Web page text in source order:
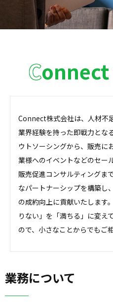
Connect株式会社は、人材不
業界経験を持った即戦力とな
ウトソーシングから、販売に
業様へのイベントなどのセー
販売促進コンサルティングま
なパートナーシップを構築し
の成約向上に貢献いたします
りない」を「満ちる」に変え
ので、小さなことからでもご
業務について